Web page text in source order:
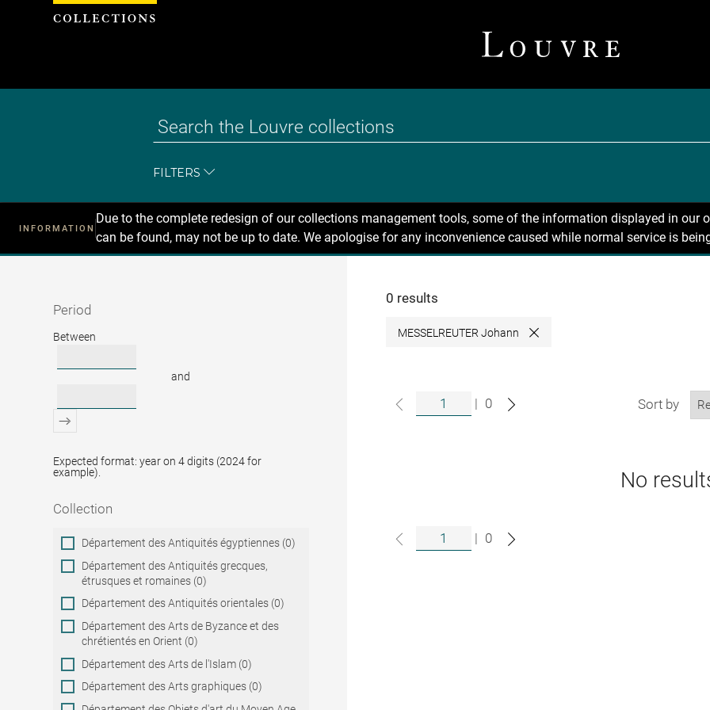
FILTERS
INFORMATION
Due to the complete redesign of our collections management tools, some of the information displayed in
can be found, may not be up to date. We apologise for any inconvenience caused while normal service is
Recherche
Period
Period
Between
and
Expected format: year on 4 digits (2024 for
example).
Collection
Collection
Département des Antiquités égyptiennes (0)
Département des Antiquités grecques,
étrusques et romaines (0)
Département des Antiquités orientales (0)
Département des Arts de Byzance et des
chrétientés en Orient (0)
Département des Arts de l'Islam (0)
Département des Arts graphiques (0)
0 results
MESSELREUTER Johann Close
| 0 Sort by
No
| 0
Cookies management panel